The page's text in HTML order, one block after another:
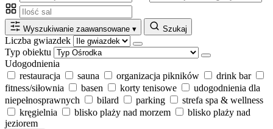
Wyszukiwanie zaawansowane ▾ Szukaj
Liczba gwiazdek
Typ obiektu
Udogodnienia
restauracja
sauna organizacja pikników
drink bar
fitness/siłownia
basen korty tenisowe
udogodnienia dla
niepełnosprawnych
bilard parking
strefa spa & wellness
kręgielnia
blisko plaży nad morzem
blisko plaży nad
jeziorem